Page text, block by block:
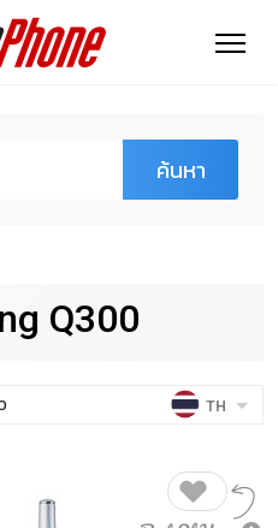
ค้นหา
Q300
TH